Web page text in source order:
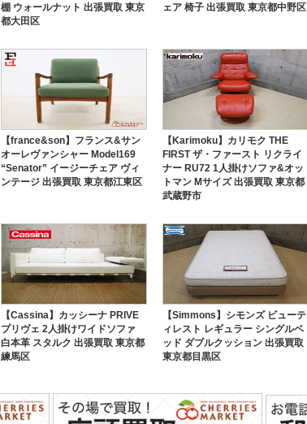
棚 ウォールナット 出張買取 東京
都大田区
ェア 椅子 出張買取 東京都中野区
【france&son】フランス&サン
オーレヴァンシャー Model169
“Senator” イージーチェア ヴィ
ンテージ 出張買取 東京都江東区
【Karimoku】カリモク THE
FIRST ザ・ファースト リクライ
ナー RU72 1人掛けソファ&オッ
トマン Mサイズ 出張買取 東京都
武蔵野市
【Cassina】カッシーナ PRIVE
プリヴェ 2人掛けワイドソファ
白本革 スタルク 出張買取 東京都
練馬区
【Simmons】シモンズ ビューテ
ィレスト レギュラー シングルベ
ッド ダブルクッション 出張買取
東京都目黒区